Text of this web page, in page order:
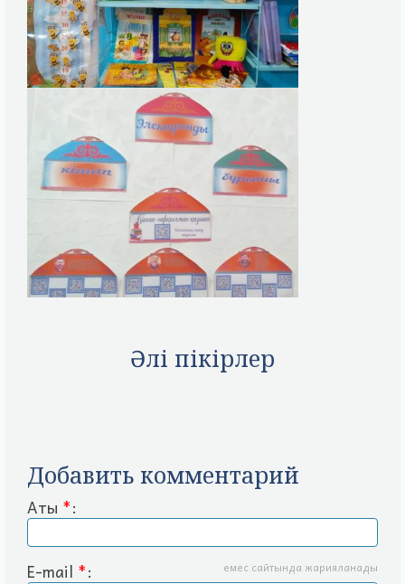
Әлі пікірлер
Добавить комментарий
Аты *:
E-mail *: емес сайтында жарияланады